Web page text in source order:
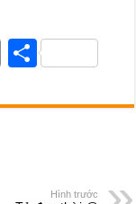
E
ail
S
ar
Hình trước